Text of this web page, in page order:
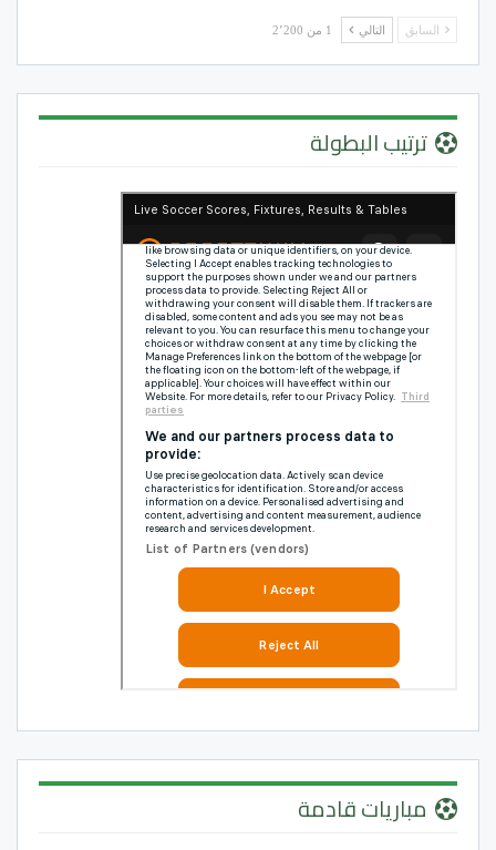
السابق التالي 1 من 2٬200
ترتيب البطولة
مباريات قادمة